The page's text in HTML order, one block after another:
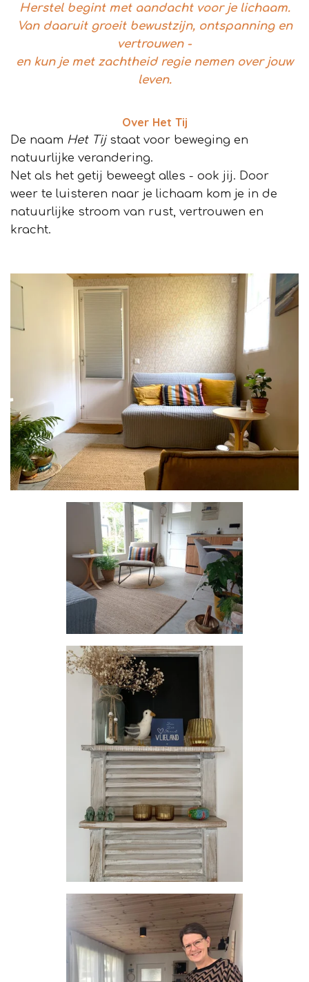
Herstel begint met aandacht voor je lichaam.
Van daaruit groeit bewustzijn, ontspanning en
vertrouwen -
en kun je met zachtheid regie nemen over jouw
leven.
Over Het Tij
De naam Het Tijstaat voor beweging en
natuurlijke verandering.
Net als het getij beweegt alles - ook jij. Door
weer te luisteren naar je lichaam kom je in de
natuurlijke stroom van rust, vertrouwen en
kracht.